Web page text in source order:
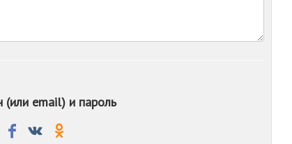
-
(или email) и пароль